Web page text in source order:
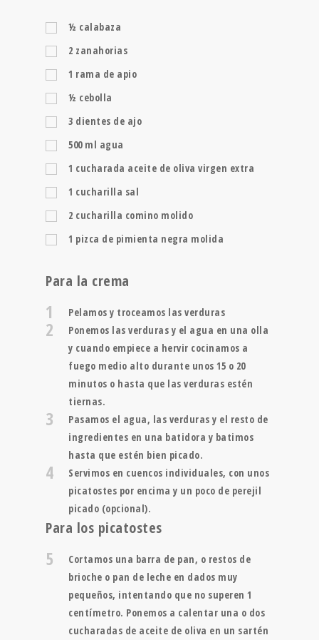
½ calabaza
2 zanahorias
1 rama de apio
½ cebolla
3 dientes de ajo
500 ml agua
1 cucharada aceite de oliva virgen extra
1 cucharilla sal
2 cucharilla comino molido
1 pizca de pimienta negra molida
Para la crema
1 Pelamos y troceamos las verduras
2
Ponemos las verduras y el agua en una olla
y cuando empiece a hervir cocinamos a
fuego medio alto durante unos 15 o 20
minutos o hasta que las verduras estén
tiernas.
3
Pasamos el agua, las verduras y el resto de
ingredientes en una batidora y batimos
hasta que estén bien picado.
4
Servimos en cuencos individuales, con unos
picatostes por encima y un poco de perejil
picado (opcional).
Para los picatostes
5
Cortamos una barra de pan, o restos de
brioche o pan de leche en dados muy
pequeños, intentando que no superen 1
centímetro. Ponemos a calentar una o dos
cucharadas de aceite de oliva en un sartén